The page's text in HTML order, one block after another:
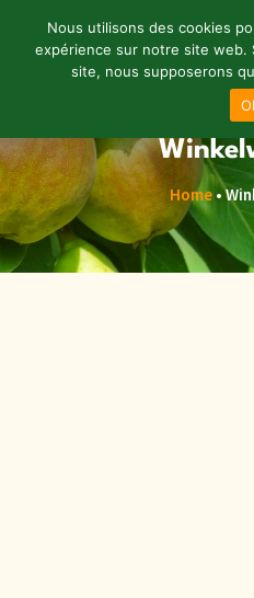
Home•
Nous utilisons des cookies
expérience sur notre site web.
site, nous supposerons